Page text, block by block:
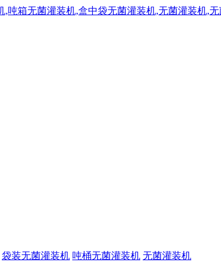
袋装无菌灌装机 吨桶无菌灌装机 无菌灌装机